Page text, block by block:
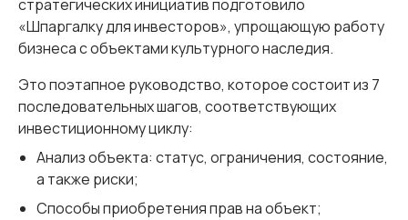
стратегических инициатив подготовило
«Шпаргалку для инвесторов», упрощающую работу
бизнеса с объектами культурного наследия.
Это поэтапное руководство, которое состоит из 7
последовательных шагов, соответствующих
инвестиционному циклу:
Анализ объекта: статус, ограничения, состояние,
а также риски;
Способы приобретения прав на объект;